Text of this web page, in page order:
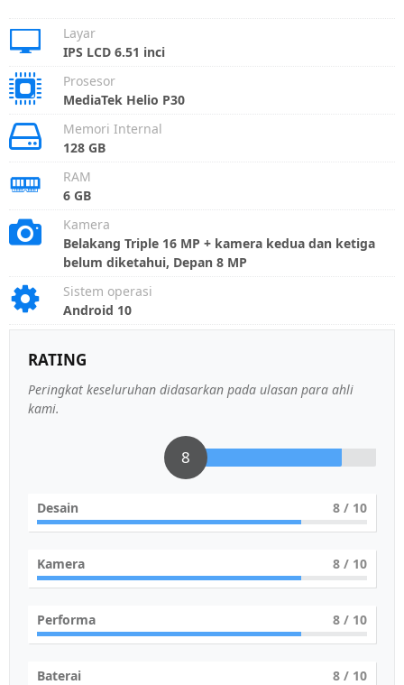
Layar
IPS LCD 6.51 inci
Prosesor
MediaTek Helio P30
Memori Internal
128 GB
RAM
6 GB
Kamera
Belakang Triple 16 MP + kamera kedua dan ketiga
belum diketahui, Depan 8 MP
Sistem operasi
Android 10
RATING
Peringkat keseluruhan didasarkan pada ulasan para ahli
kami.
8
Desain 8 / 10
Kamera 8 / 10
Performa 8 / 10
Baterai 8 / 10